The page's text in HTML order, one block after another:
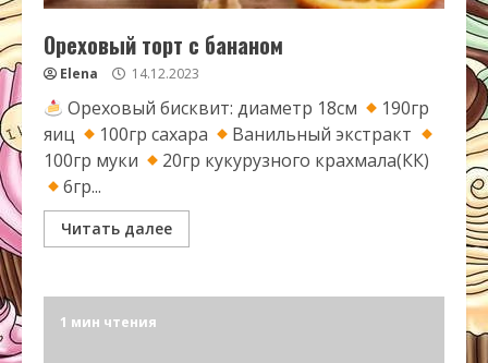
Ореховый торт с бананом
Elena 14.12.2023
Ореховый бисквит: диаметр 18см
190гр
яиц
100гр сахара
Ванильный экстракт
100гр муки
20гр кукурузного крахмала(КК)
6гр...
Читать далее
1 мин чтения